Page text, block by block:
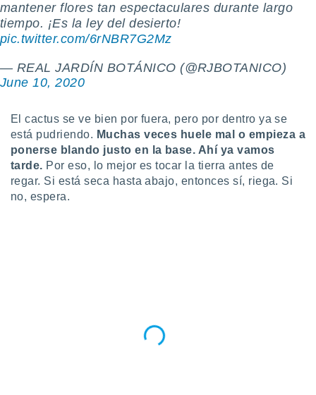
un
o acceder
datos
perfiles
crear un
uso de
la
mantener flores tan espectaculares durante largo
tiempo. ¡Es la ley del desierto! ️
pic.twitter.com/6rNBR7G2Mz
— REAL JARDÍN BOTÁNICO (@RJBOTANICO)
June 10, 2020
El cactus se ve bien por fuera, pero por dentro ya se
está pudriendo. Muchas veces huele mal o empieza a
ponerse blando justo en la base. Ahí ya vamos
tarde. Por eso, lo mejor es tocar la tierra antes de
regar. Si está seca hasta abajo, entonces sí, riega. Si
no, espera.